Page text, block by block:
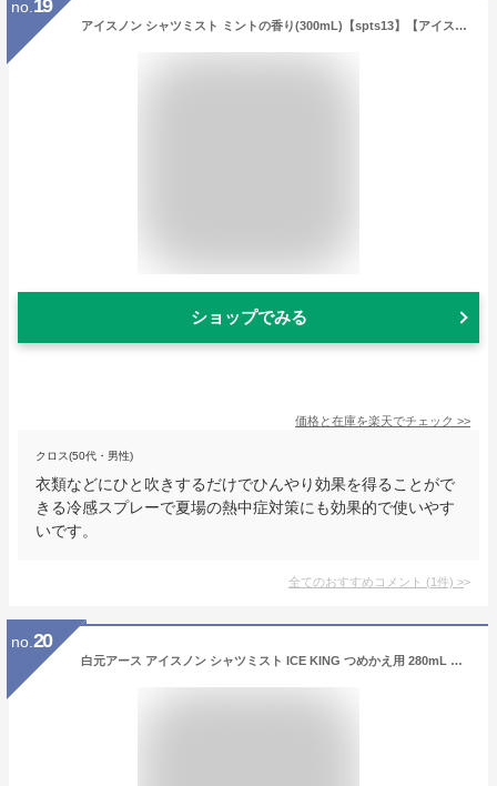
no. 19
アイスノン シャツミスト ミントの香り(300mL)【spts13】【アイスノン】[冷却スプレー 冷感 クール ひんやり 暑さ対策グッズ]
ショップでみる
価格と在庫を楽天でチェック >>
クロス(50代・男性)
衣類などにひと吹きするだけでひんやり効果を得ることがで
きる冷感スプレーで夏場の熱中症対策にも効果的で使いやす
いです。
全てのおすすめコメント (1件) >
no. 20
白元アース アイスノン シャツミスト ICE KING つめかえ用 280mL 冷却スプレー 衣類用 冷感スプレー ひんやり 涼しい 爽快感【ネコポス】